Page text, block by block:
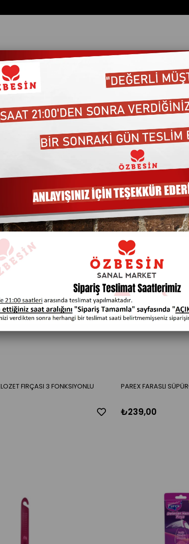
706507
Fiyata Göre (Artan) Fiyata Göre (Azalan) Ürün
SOFTON KLOZET FIRÇASI 3 FONKSIYONLU PAREX FARASLI
₺239,00